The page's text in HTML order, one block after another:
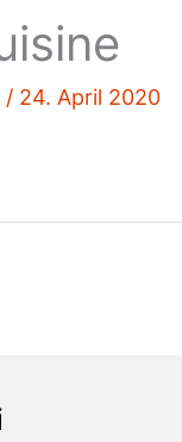
/ 24. April 2020